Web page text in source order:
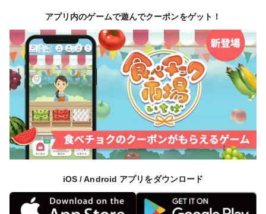
アプリ内のゲームで遊んでクーポンをゲット！
iOS / Android アプリをダウンロード